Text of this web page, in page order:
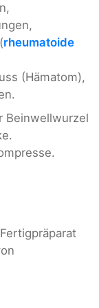
(rheumatoide
(Hämatom),
Beinwellwurzel